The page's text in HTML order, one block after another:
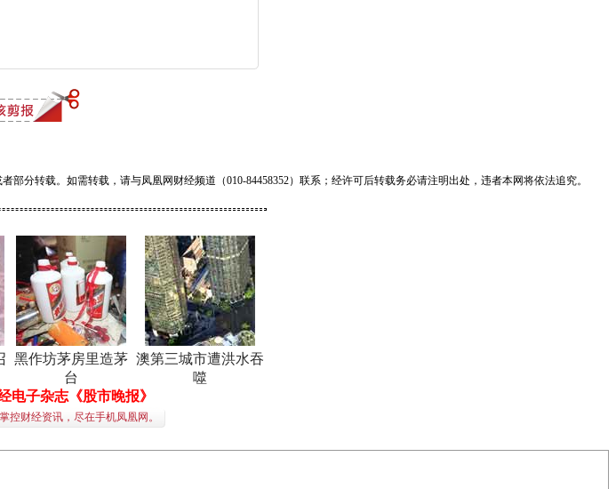
分转载。如需转载，请与凤凰网财经频道（010-84458352）联系；经许可后转载务必请注明出处，违者本网将依法追究。
黑作坊茅房里造茅
台
澳第三城市遭洪水吞
噬
电子杂志《股市晚报》
控财经资讯，尽在手机凤凰网。